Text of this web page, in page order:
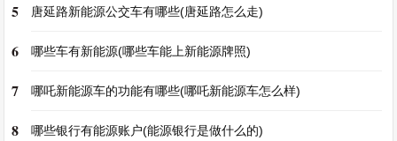
5 唐延路新能源公交车有哪些(唐延路怎么走)
6 哪些车有新能源(哪些车能上新能源牌照)
7 哪吒新能源车的功能有哪些(哪吒新能源车怎么样)
8 哪些银行有能源账户(能源银行是做什么的)